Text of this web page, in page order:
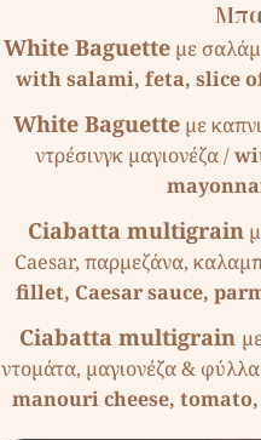
White Baguette µε
with salami, feta, slice
White Baguette µε
ντρέσινγκ µαγιονέζα /
Ciabatta multigrain
Caesar, παρµεζάνα,
fillet, Caesar sauce,
Ciabatta multigrain
ντοµάτα, µαγιονέζα &
manouri cheese,